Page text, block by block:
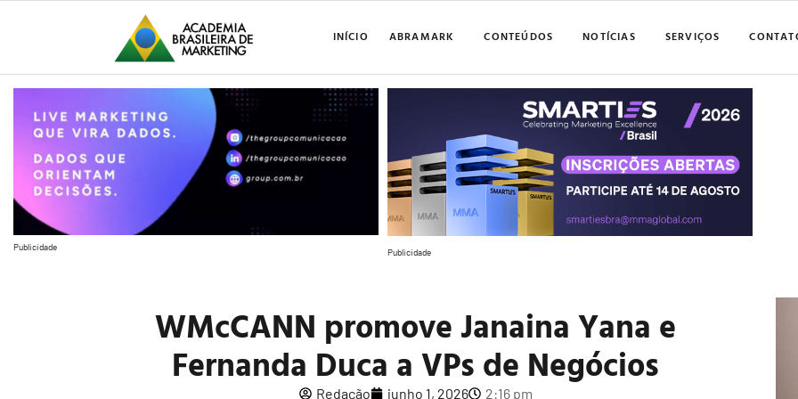
INÍCIO ABRAMARK CONTEÚDOS NOTÍCIAS SERVIÇOS
Publicidade Publicidade
WMcCANN promove Janaina Yana e
Fernanda Duca a VPs de Negócios
Redação junho 1, 2026 2:16 pm